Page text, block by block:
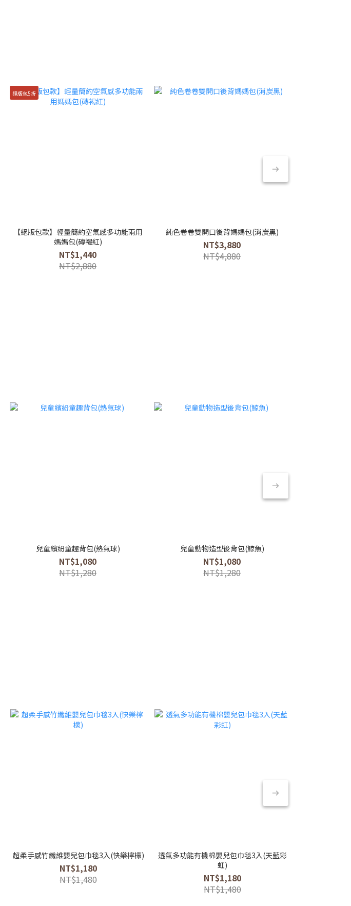
絕版包5折
【絕版包款】輕量簡約空氣感多功能兩用
媽媽包(磚褐紅)
NT$1,440
NT$2,880
純色卷卷雙開口後背媽媽包(消炭黑)
NT$3,880
NT$4,880
兒童繽紛童趣背包(熱氣球)
NT$1,080
NT$1,280
兒童動物造型後背包(鯨魚)
NT$1,080
NT$1,280
超柔手感竹纖維嬰兒包巾毯3入(快樂檸檬)
NT$1,180
NT$1,480
透氣多功能有機棉嬰兒包巾毯3入(天藍彩
虹)
NT$1,180
NT$1,480